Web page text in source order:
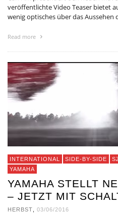
veröffentlichte Video Teaser bietet
wenig optisches über das Aussehen
Read more
INTERNATIONAL SIDE-BY-SIDE
YAMAHA
YAMAHA STELLT
– JETZT MIT
HERBST 03/06/2016